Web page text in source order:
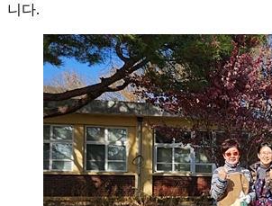
니다.